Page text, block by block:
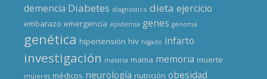
demencia Diabetes diagnóstico dieta ejercicio
embarazo emergencia epidemia genes genoma
genética hipertensión hiv hígado infarto
investigación malaria mama memoria muerte
mujeres médicos neurología nutrición obesidad